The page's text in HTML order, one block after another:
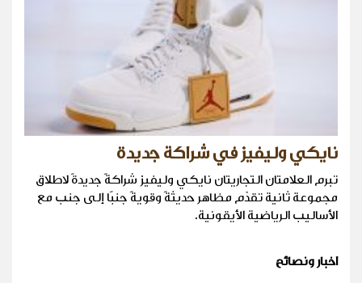
نايكي وليفيز في شراكة جديدة
تبرم العلامتان التجاريتان نايكي وليفيز شراكةً جديدةً لاطلاق
مجموعة ثانية تقدّم مظاهر حديثةً وقويةً جنبًا إلى جنب مع
الأساليب الرياضية الأيقونية.
اخبار ونصائح